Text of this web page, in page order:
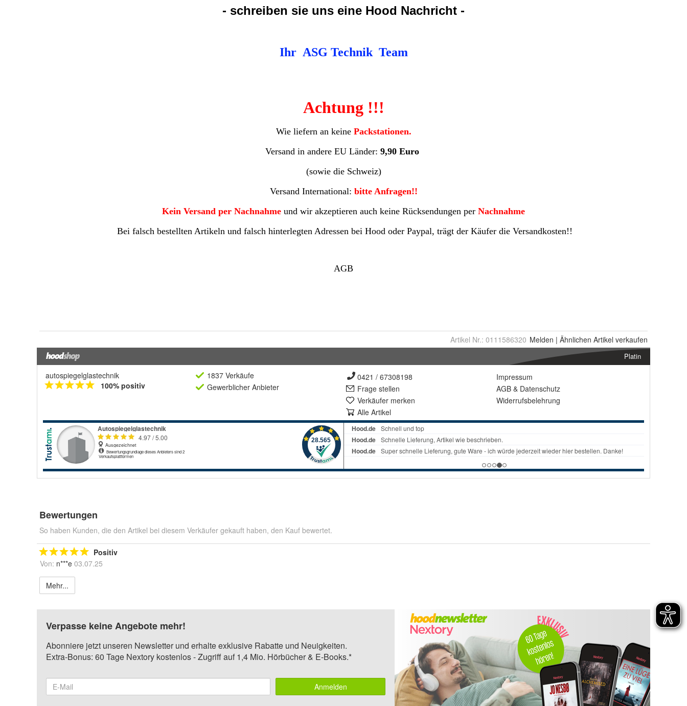
Artikel Nr.: 0111586320 Melden | Ähnlichen Artikel verkaufen
Platin
autospiegelglastechnik
100% positiv
1837 Verkäufe
Gewerblicher Anbieter
0421 / 67308198
Frage stellen
Verkäufer merken
Alle Artikel
Impressum
AGB & Datenschutz
Widerrufsbelehrung
Bewertungen
So haben Kunden, die den Artikel bei diesem Verkäufer gekauft haben, den Kauf bewertet.
Positiv
Von: n***e 03.07.25
Mehr...
Verpasse keine Angebote mehr!
Abonniere jetzt unseren Newsletter und erhalte exklusive Rabatte und Neuigkeiten.
Extra-Bonus: 60 Tage Nextory kostenlos - Zugriff auf 1,4 Mio. Hörbücher & E-Books.*
Anmelden